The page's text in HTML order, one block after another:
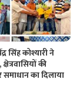
सिंह कोश्यारी ने
की
का दिलाया